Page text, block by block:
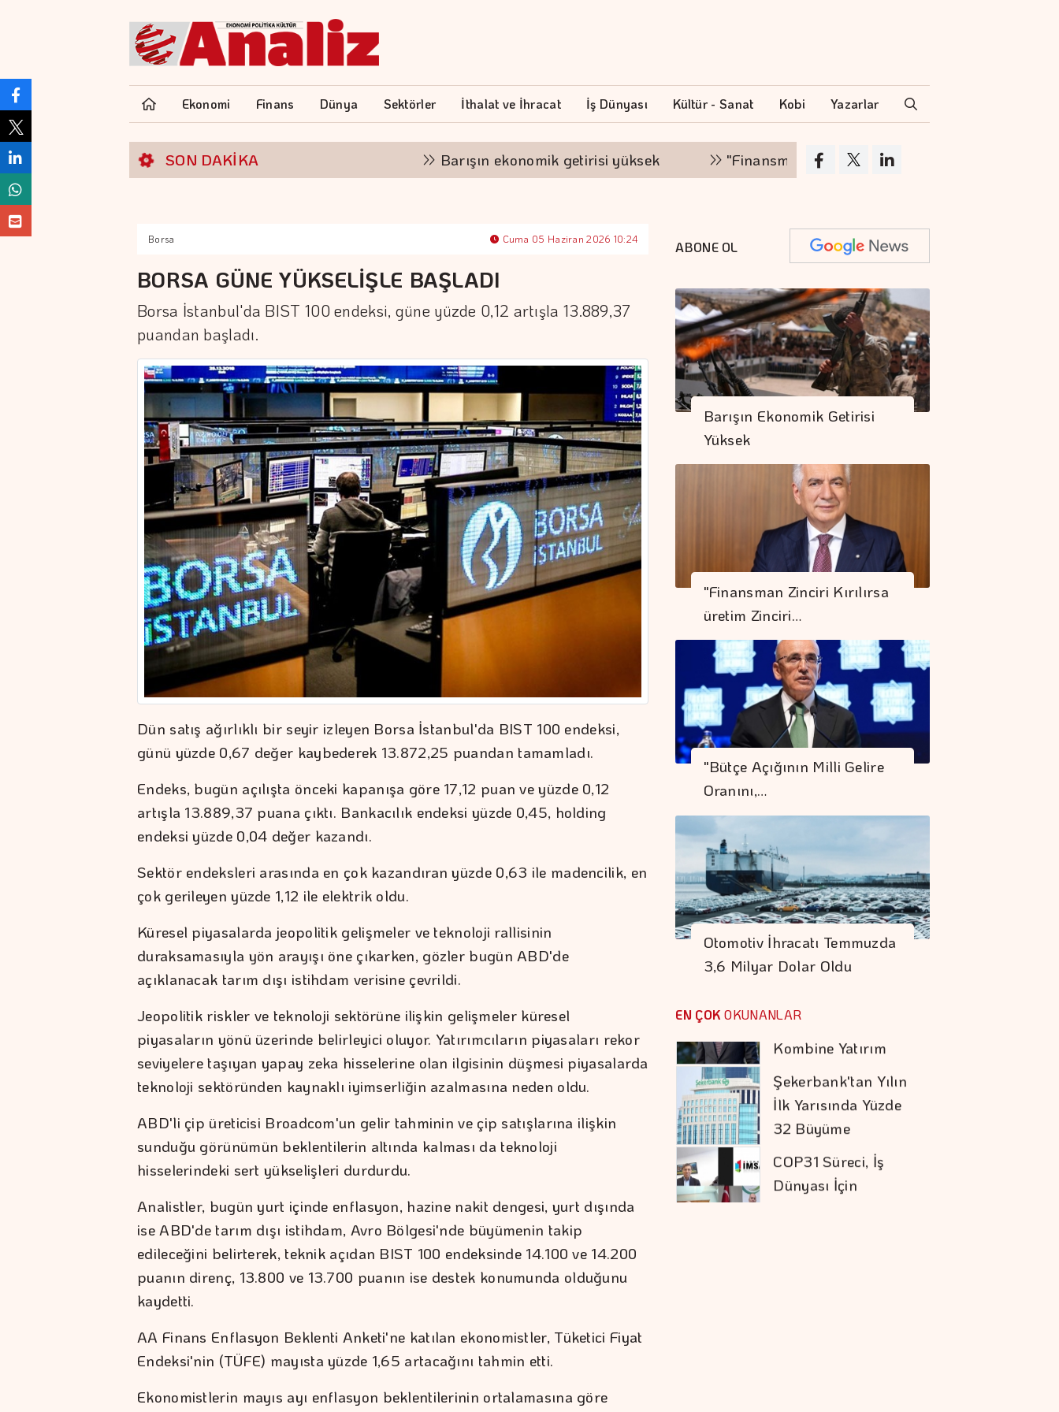
Ekonomi Finans Dünya Sektörler İthalat ve İhracat İş Dünyası Kültür - Sanat Kobi Yazarlar
SON DAKİKA Barışın ekonomik getirisi yüksek "Finansman zinciri kırılırsa üretim zinciri de durur"
Borsa Cuma 05 Haziran 2026 10:24
BORSA GÜNE YÜKSELİŞLE BAŞLADI
Borsa İstanbul'da BIST 100 endeksi, güne yüzde 0,12 artışla 13.889,37
puandan başladı.
Dün satış ağırlıklı bir seyir izleyen Borsa İstanbul'da BIST 100 endeksi,
günü yüzde 0,67 değer kaybederek 13.872,25 puandan tamamladı.
Endeks, bugün açılışta önceki kapanışa göre 17,12 puan ve yüzde 0,12
artışla 13.889,37 puana çıktı. Bankacılık endeksi yüzde 0,45, holding
endeksi yüzde 0,04 değer kazandı.
Sektör endeksleri arasında en çok kazandıran yüzde 0,63 ile madencilik, en
çok gerileyen yüzde 1,12 ile elektrik oldu.
Küresel piyasalarda jeopolitik gelişmeler ve teknoloji rallisinin
duraksamasıyla yön arayışı öne çıkarken, gözler bugün ABD'de
açıklanacak tarım dışı istihdam verisine çevrildi.
Jeopolitik riskler ve teknoloji sektörüne ilişkin gelişmeler küresel
piyasaların yönü üzerinde belirleyici oluyor. Yatırımcıların piyasaları rekor
seviyelere taşıyan yapay zeka hisselerine olan ilgisinin düşmesi piyasalarda
teknoloji sektöründen kaynaklı iyimserliğin azalmasına neden oldu.
ABD'li çip üreticisi Broadcom'un gelir tahminin ve çip satışlarına ilişkin
sunduğu görünümün beklentilerin altında kalması da teknoloji
hisselerindeki sert yükselişleri durdurdu.
Analistler, bugün yurt içinde enflasyon, hazine nakit dengesi, yurt dışında
ise ABD'de tarım dışı istihdam, Avro Bölgesi'nde büyümenin takip
edileceğini belirterek, teknik açıdan BIST 100 endeksinde 14.100 ve 14.200
puanın direnç, 13.800 ve 13.700 puanın ise destek konumunda olduğunu
kaydetti.
AA Finans Enflasyon Beklenti Anketi'ne katılan ekonomistler, Tüketici Fiyat
Endeksi'nin (TÜFE) mayısta yüzde 1,65 artacağını tahmin etti.
Ekonomistlerin mayıs ayı enflasyon beklentilerinin ortalamasına göre
ABONE OL
Barışın Ekonomik Getirisi
Yüksek
"Finansman Zinciri Kırılırsa
üretim Zinciri…
"Bütçe Açığının Milli Gelire
Oranını,…
Otomotiv İhracatı Temmuzda
3,6 Milyar Dolar Oldu
EN ÇOK OKUNANLAR
Yurt Dışında
Yaşayanlar 185,9
Petrol Anlaşma
Hafif De Olsa Arttı
İstanbul Kruvaziyer
Turizminde 1 Milyon
Yolcu Hedefine
İlerliyor
Koç Holding 1,7
Kombine Yatırım
Yaptı
Şekerbank'tan Yılın
İlk Yarısında Yüzde
32 Büyüme
COP31 Süreci, İş
Dünyası İçin
Stratejik Bir Eşiktir